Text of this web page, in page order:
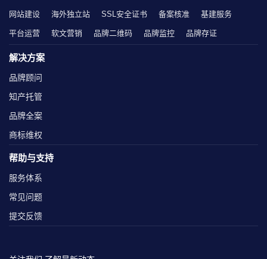
网站建设 海外独立站 SSL安全证书 备案核准 基建服务
平台运营 软文营销 品牌二维码 品牌监控 品牌存证
解决方案
品牌顾问
知产托管
品牌全案
商标维权
帮助与支持
服务体系
常见问题
提交反馈